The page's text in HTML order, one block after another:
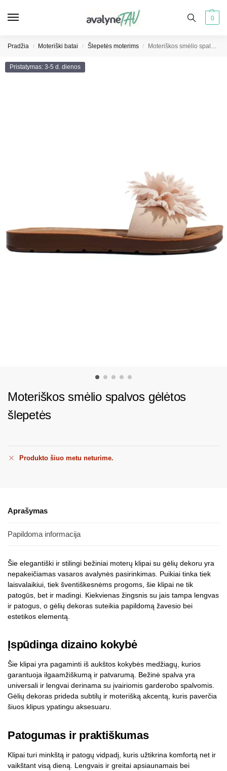
0
Pradžia / Moteriški batai / Šlepetės moterims / Moteriškos smėlio spalvos gėlėtos šlepetės
Pristatymas: 3-5 d. dienos
Moteriškos smėlio spalvos gėlėtos
šlepetės
Produkto šiuo metu neturime.
Aprašymas
Papildoma informacija
Šie elegantiški ir stilingi bežiniai moterų klipai su gėlių dekoru yra
nepakeičiamas vasaros avalynės pasirinkimas. Puikiai tinka tiek
laisvalaikiui, tiek šventiškesnėms progoms, šie klipai ne tik
patogūs, bet ir madingi. Kiekvienas žingsnis su jais tampa lengvas
ir patogus, o gėlių dekoras suteikia papildomą žavesio bei
estetikos elementą.
Įspūdinga dizaino kokybė
Šie klipai yra pagaminti iš aukštos kokybės medžiagų, kurios
garantuoja ilgaamžiškumą ir patvarumą. Bežinė spalva yra
universali ir lengvai derinama su įvairiomis garderobo spalvomis.
Gėlių dekoras prideda subtilų ir moterišką akcentą, kuris paverčia
šiuos klipus ypatingu aksesuaru.
Patogumas ir praktiškumas
Klipai turi minkštą ir patogų vidpadį, kuris užtikrina komfortą net ir
vaikštant visą dieną. Lengvais ir greitai apsiaunamais bei